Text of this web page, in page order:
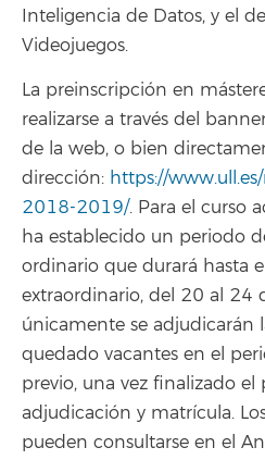
Inteligencia de Datos, y el
Videojuegos.
La preinscripción en
realizarse a través del
de la web, o bien
dirección: https://
2018-2019/. Para el curso
ha establecido un periodo
ordinario que durará hasta
extraordinario, del 20 al 24
únicamente se adjudicarán
quedado vacantes en el
previo, una vez finalizado el
adjudicación y matrícula.
pueden consultarse en el